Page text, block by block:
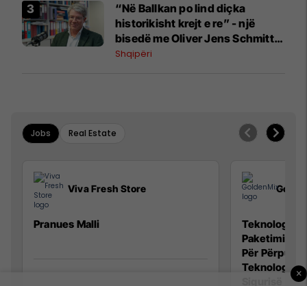
“Në Ballkan po lind diçka
historikisht krejt e re” - një
bisedë me Oliver Jens Schmitt
mbi protestat në Shqipëri dhe të
Shqipëri
Jobs Real Estate
Viva Fresh Store
Pranues Malli
Teknolog/e
Paketimin e
Për
Teknolog/e
Sigurisë së
×